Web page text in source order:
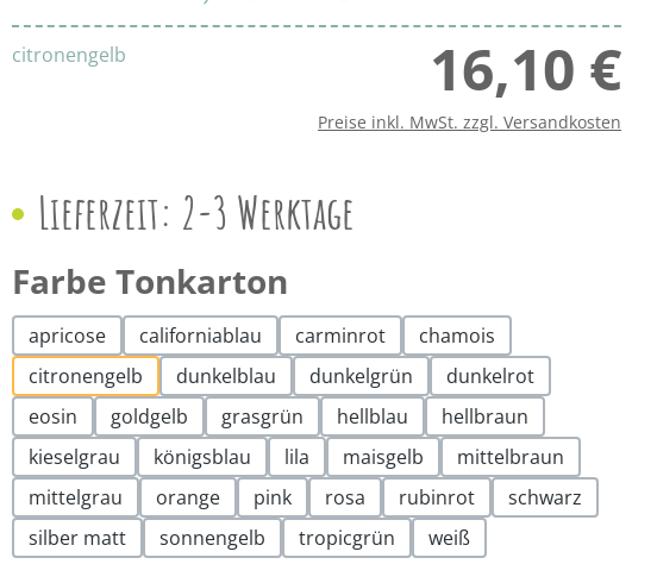
citronengelb 16,10 €
Preise inkl. MwSt. zzgl. Versandkosten
Lieferzeit: 2-3 Werktage
Farbe Tonkarton
apricose californiablau carminrot
chamois
citronengelb
dunkelblau dunkelgrün
dunkelrot
eosin
goldgelb grasgrün hellblau
hellbraun
kieselgrau
königsblau lila maisgelb
mittelbraun
mittelgrau
orange pink rosa rubinrot
schwarz
silber matt
sonnengelb tropicgrün weiß